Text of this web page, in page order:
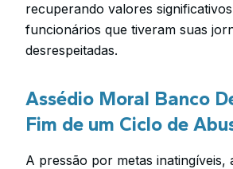
recuperando valores
funcionários que tiveram suas
desrespeitadas.
Assédio Moral Banco
Fim de um Ciclo de
A pressão por metas inatingíveis,